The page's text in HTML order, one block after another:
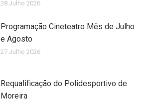
28 Julho 2026
Programação Cineteatro Mês de Julho
e Agosto
27 Julho 2026
Requalificação do Polidesportivo de
Moreira